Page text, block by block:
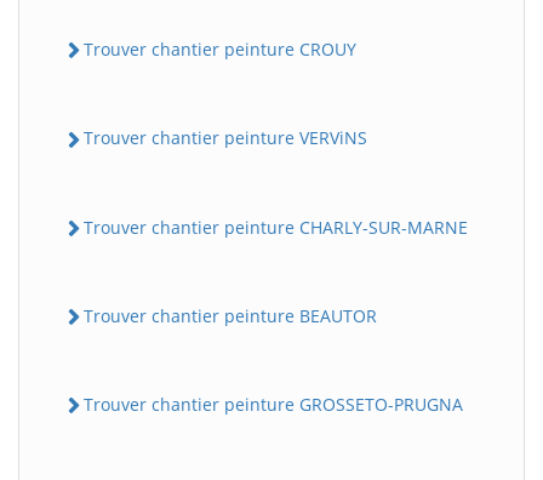
Trouver chantier peinture CROUY
Trouver chantier peinture VERViNS
Trouver chantier peinture CHARLY-SUR-MARNE
Trouver chantier peinture BEAUTOR
Trouver chantier peinture GROSSETO-PRUGNA